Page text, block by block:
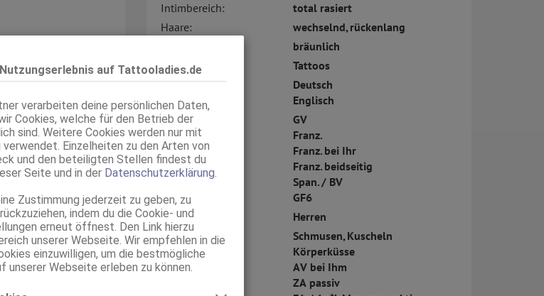
auf Tattooladies.de
verarbeiten deine persönlichen Daten,
Cookies, welche für den Betrieb der
sind. Weitere Cookies werden nur mit
Einzelheiten zu den Arten von
und den beteiligten Stellen findest du
Seite und in der Datenschutzerklärung
Zustimmung jederzeit zu geben, zu
indem du die Cookie- und
erneut öffnest. Den Link hierzu
unserer Webseite. Wir empfehlen in die
einzuwilligen, um die bestmögliche
unserer Webseite erleben zu können.
Mit meinen
offenen
Verlangen.
der größten,
Und super
Intimbereich:
total rasiert
Haare:
wechselnd, rückenlang
bräunlich
Körperschmuck:
Tattoos
Sprachen:
Deutsch
Englisch
Verkehr:
GV
Franz.
Franz. bei Ihr
Franz. beidseitig
Span. / BV
GF6
Service für:
Herren
Service:
Schmusen, Kuscheln
Körperküsse
AV bei Ihm
ZA passiv